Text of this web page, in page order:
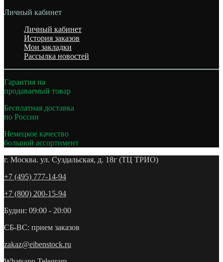
Личный кабинет
Личный кабинет
История заказов
Мои закладки
Рассылка новостей
Гарантия на
продаваемый товар
Бесплатная доставка
по России
Немецкое качество
большой ассортимент
г. Москва. ул. Суздальская, д. 18г (ТЦ ТРИО)
+7 (495) 777-14-94
+7 (800) 200-15-94
Будни: 09:00 - 20:00
СБ-ВС: прием заказов
zakaz@eibenstock.ru